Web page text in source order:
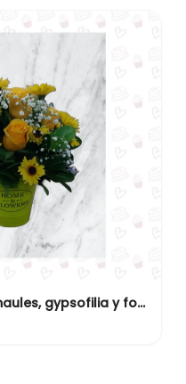
Laton rosas, maules, gypsofilia y follaje